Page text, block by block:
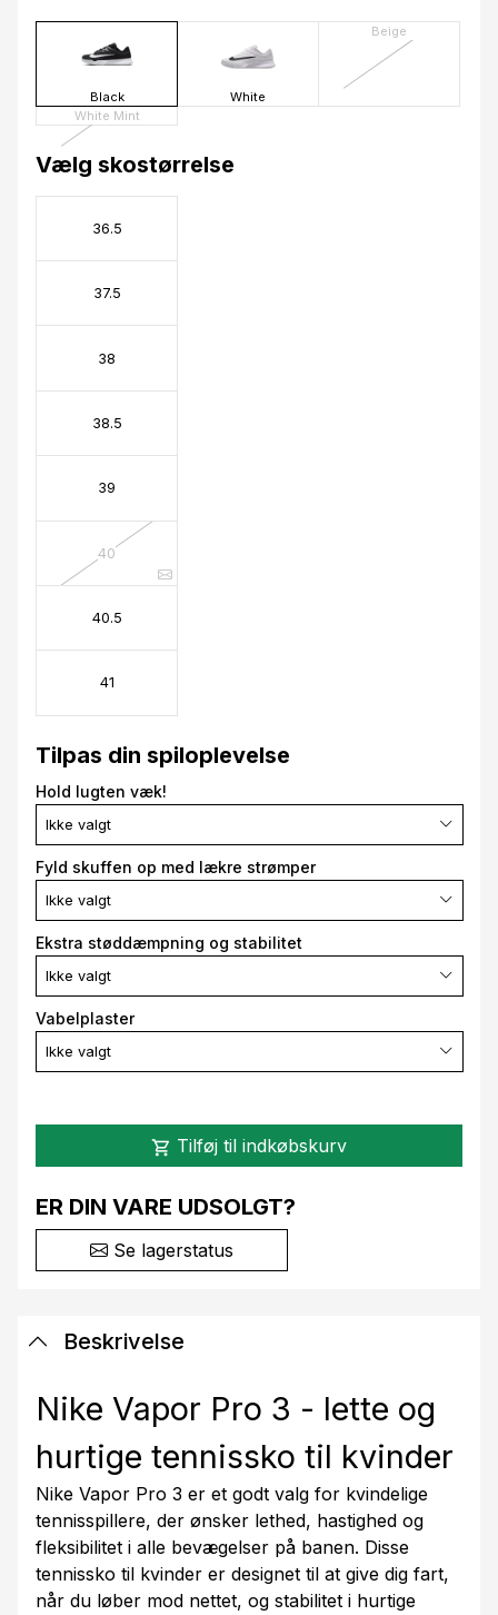
Black White
Beige
White Mint
Vælg skostørrelse
36.5
37.5
38
38.5
39
40
40.5
41
Tilpas din spiloplevelse
Hold lugten væk!
Ikke valgt
Fyld skuffen op med lækre strømper
Ikke valgt
Ekstra støddæmpning og stabilitet
Ikke valgt
Vabelplaster
Ikke valgt
shopping_cart Tilføj til indkøbskurv
ER DIN VARE UDSOLGT?
Se lagerstatus
Beskrivelse
Nike Vapor Pro 3 - lette og
hurtige tennissko til kvinder
Nike Vapor Pro 3 er et godt valg for kvindelige
tennisspillere, der ønsker lethed, hastighed og
fleksibilitet i alle bevægelser på banen. Disse
tennissko til kvinder er designet til at give dig fart,
når du løber mod nettet, og stabilitet i hurtige